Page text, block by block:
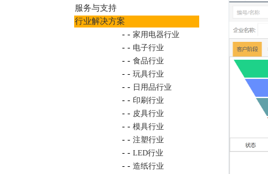
服务与支持
行业解决方案
- - 家用电器行业
- - 电子行业
- - 食品行业
- - 玩具行业
- - 日用品行业
- - 印刷行业
- - 皮具行业
- - 模具行业
- - 注塑行业
- - LED行业
- - 造纸行业